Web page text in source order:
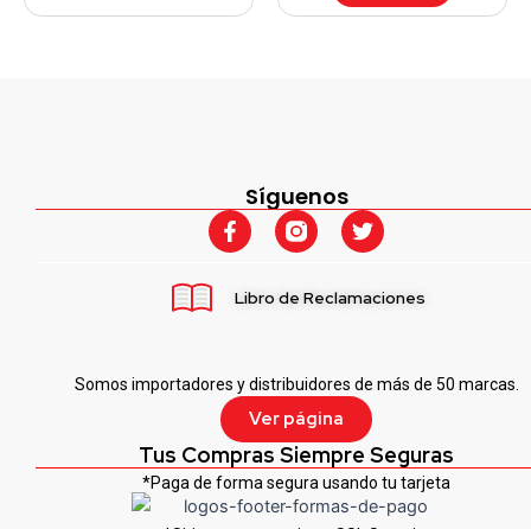
Somos importadores y distribuidores de más de 50 marcas.
Ver página
Tus Compras Siempre Seguras
*Paga de forma segura usando tu tarjeta
Síguenos
F
a
b
-
T
w
t
Libro de Reclamaciones